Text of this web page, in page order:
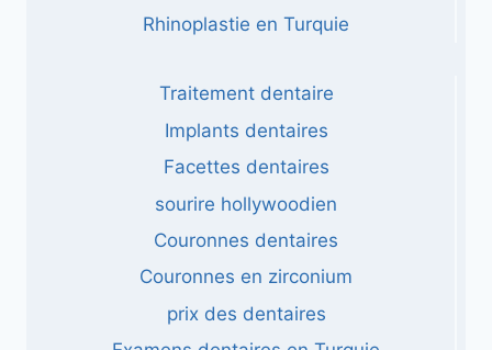
Rhinoplastie en Turquie
Traitement dentaire
Implants dentaires
Facettes dentaires
sourire hollywoodien
Couronnes dentaires
Couronnes en zirconium
prix des dentaires